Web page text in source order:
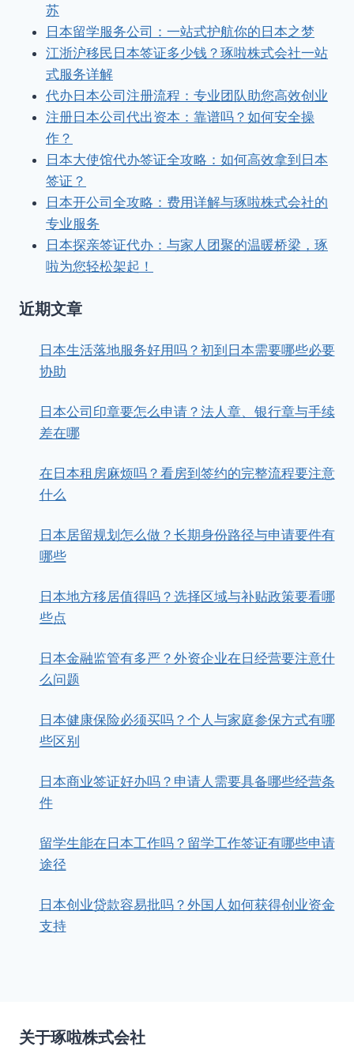
苏
日本留学服务公司：一站式护航你的日本之梦
江浙沪移民日本签证多少钱？琢啦株式会社一站
式服务详解
代办日本公司注册流程：专业团队助您高效创业
注册日本公司代出资本：靠谱吗？如何安全操
作？
日本大使馆代办签证全攻略：如何高效拿到日本
签证？
日本开公司全攻略：费用详解与琢啦株式会社的
专业服务
日本探亲签证代办：与家人团聚的温暖桥梁，琢
啦为您轻松架起！
近期文章
日本生活落地服务好用吗？初到日本需要哪些必要
协助
日本公司印章要怎么申请？法人章、银行章与手续
差在哪
在日本租房麻烦吗？看房到签约的完整流程要注意
什么
日本居留规划怎么做？长期身份路径与申请要件有
哪些
日本地方移居值得吗？选择区域与补贴政策要看哪
些点
日本金融监管有多严？外资企业在日经营要注意什
么问题
日本健康保险必须买吗？个人与家庭参保方式有哪
些区别
日本商业签证好办吗？申请人需要具备哪些经营条
件
留学生能在日本工作吗？留学工作签证有哪些申请
途径
日本创业贷款容易批吗？外国人如何获得创业资金
支持
关于琢啦株式会社